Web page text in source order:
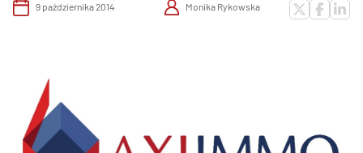
9 października 2014 Monika Rykowska